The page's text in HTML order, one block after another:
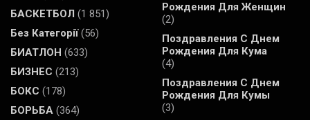
БАСКЕТБОЛ (1 851)
Без Категорії(56)
БИАТЛОН (633)
БИЗНЕС (213)
БОКС (178)
БОРЬБА (364)
Рождения Для Женщин
(2)
Поздравления С Днем
Рождения Для Кума
(4)
Поздравления С Днем
Рождения Для Кумы
(3)